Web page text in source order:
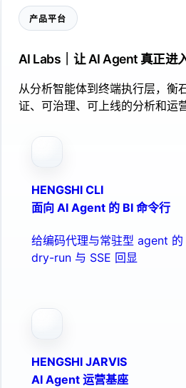
产品平台
AI Labs｜让 AI Agent 真正进
从分析智能体到终端执行层，衡
证、可治理、可上线的分析和运
HENGSHI CLI
面向 AI Agent 的 BI 命令行
给编码代理与常驻型 agent 的
dry-run 与 SSE 回显
HENGSHI JARVIS
AI Agent 运营基座